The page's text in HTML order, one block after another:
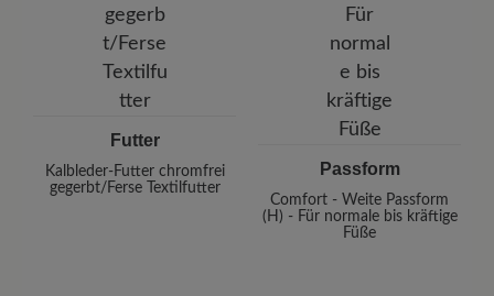
Futter
Kalbleder-Futter chromfrei
gegerbt/Ferse Textilfutter
Passform
Comfort - Weite Passform
(H) - Für normale bis kräftige
Füße